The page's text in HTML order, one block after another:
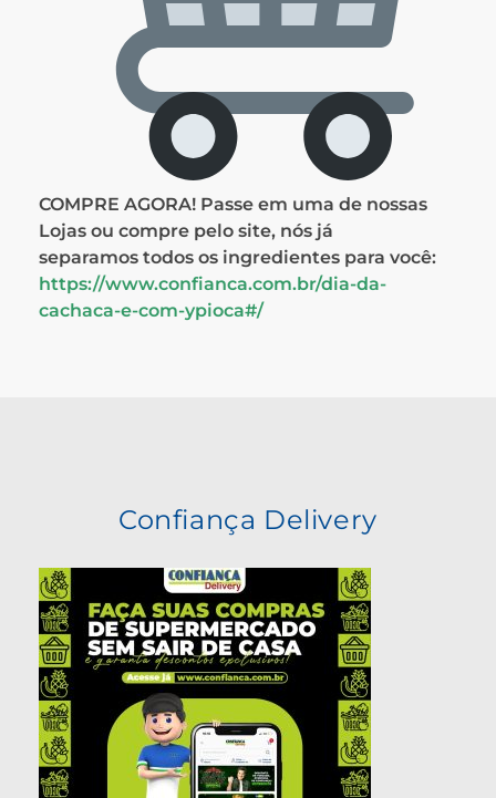
COMPRE AGORA! Passe em uma de nossas
Lojas ou compre pelo site, nós já
separamos todos os ingredientes para você:
https://www.confianca.com.br/dia-da-
cachaca-e-com-ypioca#/
Confiança Delivery